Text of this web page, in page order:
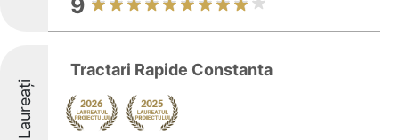
9
Laureați
Tractari Rapide Constanta